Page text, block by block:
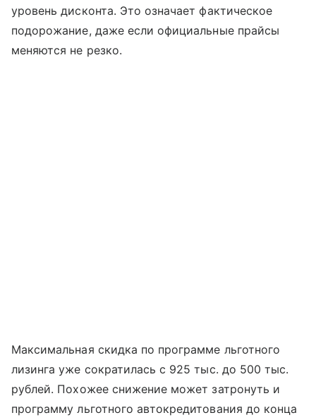
уровень дисконта. Это означает фактическое
подорожание, даже если официальные прайсы
меняются не резко.
Максимальная скидка по программе льготного
лизинга уже сократилась с 925 тыс. до 500 тыс.
рублей. Похожее снижение может затронуть и
программу льготного автокредитования до конца